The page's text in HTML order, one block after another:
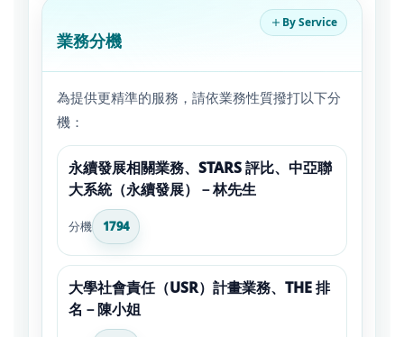
業務分機
By Service
為提供更精準的服務，請依業務性質撥打以下分
機：
永續發展相關業務、STARS 評比、中亞聯
大系統（永續發展）－林先生
分機 1794
大學社會責任（USR）計畫業務、THE 排
名－陳小姐